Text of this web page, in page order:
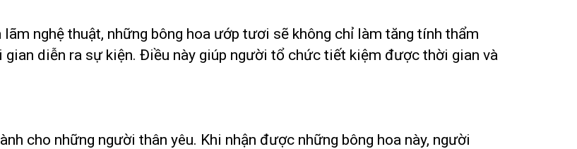
nghệ thuật, những bông hoa ướp tươi sẽ không chỉ làm tăng tính thẩm
gian diễn ra sự kiện. Điều này giúp người tổ chức tiết kiệm được thời gian và
cho những người thân yêu. Khi nhận được những bông hoa này, người